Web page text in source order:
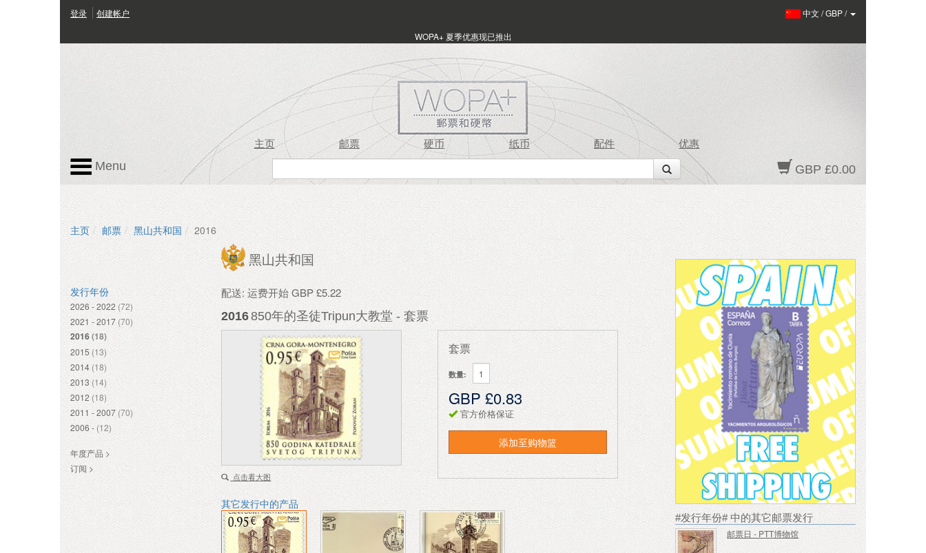
登录 创建帐户 中文 /GBP/
WOPA+ 夏季优惠现已推出
主页 邮票 硬币 纸币 配件 优惠
GBP £0.00
Menu
主页 邮票 黑山共和国 2016
发行年份
2026 - 2022 (72)
2021 - 2017 (70)
2016(18)
2015 (13)
2014 (18)
2013 (14)
2012 (18)
2011 - 2007 (70)
2006 - (12)
年度产品 >
订阅 >
黑山共和国
配送: 运费开始 GBP £5.22
2016850年的圣徒Tripun大教堂 - 套票
点击看大图
套票
数量:
GBP £0.83
官方价格保证
添加至购物篮
其它发行中的产品
#发行年份# 中的其它邮票发行
邮票日 - PTT博物馆